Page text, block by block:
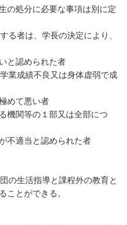
の処分に必要な事項は別に定
者は、学長の決定により、
と認められた者
業成績不良又は身体虚弱で成
めて悪い者
機関等の１部又は全部につ
不適当と認められた者
の生活指導と課程外の教育と
ことができる。